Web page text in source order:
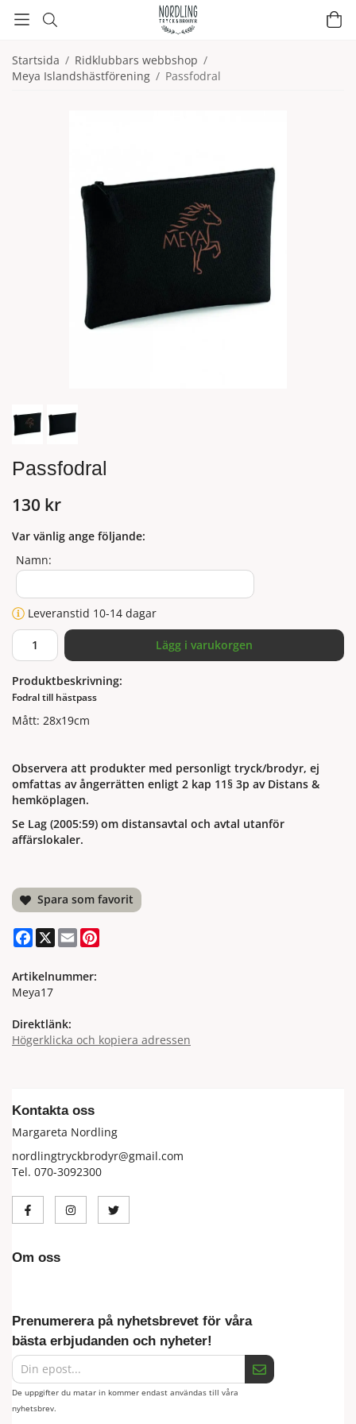
Startsida / Ridklubbars webbshop /
Meya Islandshästförening / Passfodral
Passfodral
130 kr
Var vänlig ange följande:
Namn:
Leveranstid 10-14 dagar
Lägg i varukorgen
Produktbeskrivning:
Fodral till hästpass
Mått: 28x19cm
Observera att produkter med personligt tryck/brodyr, ej
omfattas av ångerrätten enligt 2 kap 11§ 3p av Distans &
hemköplagen.
Se Lag (2005:59) om distansavtal och avtal utanför
affärslokaler.
Spara som favorit
Facebook
X Email
Artikelnummer:
Meya17
Direktlänk:
Högerklicka och kopiera adressen
Kontakta oss
Margareta Nordling
nordlingtryckbrodyr@gmail.com
Tel. 070-3092300
Om oss
Prenumerera på nyhetsbrevet för våra
bästa erbjudanden och nyheter!
De uppgifter du matar in kommer endast användas till våra
nyhetsbrev.